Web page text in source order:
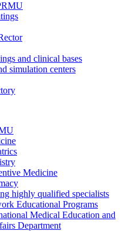
and clinical bases
simulation centers
Medicine
highly qualified specialists
Educational Programs
Medical Education and
Department